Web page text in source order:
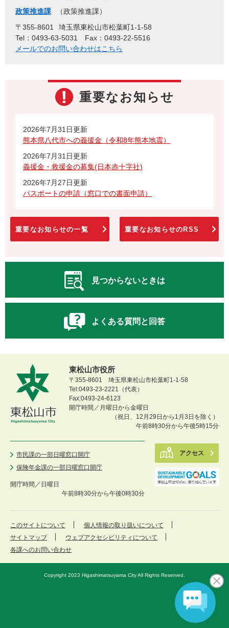
政策推進課
政策推進課
〒355-8601
埼玉県東松山市松葉町1-1-58
Tel：0493-63-5031
Fax：0493-22-5516
メールでのお問い合わせはこちら
重要なお知らせ
2026年7月31日更新
熊本県八代市への義援金（令和8年熊本地震）
2026年7月31日更新
義援金・救援金の募集(日本赤十字社)
2026年7月27日更新
パスポートの申請（窓口での書面申請）
重要なお知らせの一覧 重要なお知らせのRSS
見つからないときは
よくある質問と回答
東松山市役所
〒355-8601 埼玉県東松山市松葉町1-1-58
Tel:0493-23-2221（代表）
Fax:0493-24-6123
開庁時間／月曜日から金曜日
（祝日、12月29日から1月3日を除く）
午前8時30分から午後5時15分
市民課の一部日曜窓口開庁
保険年金課の一部日曜窓口開庁
開庁時間／ 日曜日
午前8時30分から午後0時30分
アクセス
このサイトについて
個人情報の取り扱いについて
サイトマップ
ウェブアクセシビリティについて
各課へのお問い合わせ
Copyright 2023 Higashimatsuyama City All Rights Reserved.